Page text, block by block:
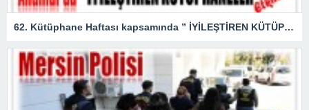
62. Kütüphane Haftası kapsamında ” İYİLEŞTİREN KÜTÜPHANELER ” etkinliği düzenlendi.